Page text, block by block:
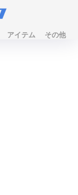
アイテム その他